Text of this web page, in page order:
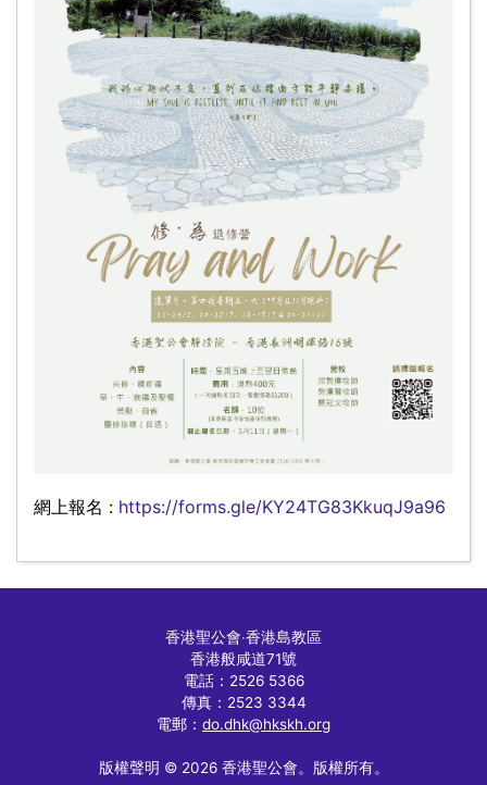
網上報名 : https://forms.gle/KY24TG83KkuqJ9a96
香港聖公會‧香港島教區
香港般咸道71號
電話：2526 5366
傳真：2523 3344
電郵： do.dhk@hkskh.org
版權聲明 © 2026 香港聖公會。版權所有。